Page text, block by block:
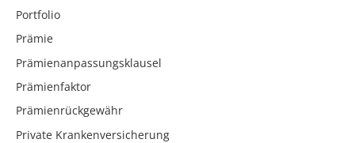
Portfolio
Prämie
Prämienanpassungsklausel
Prämienfaktor
Prämienrückgewähr
Private Krankenversicherung